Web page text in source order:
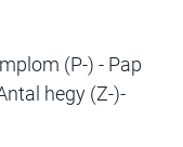
(P-) - Pap
hegy (Z-)-